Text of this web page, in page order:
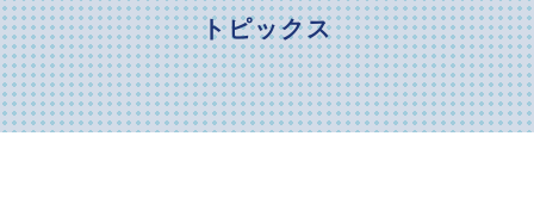
トピックス